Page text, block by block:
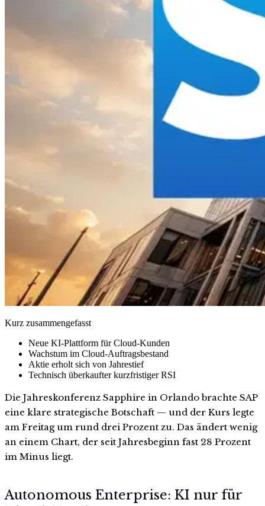
Kurz zusammengefasst
Neue KI-Plattform für Cloud-Kunden
Wachstum im Cloud-Auftragsbestand
Aktie erholt sich von Jahrestief
Technisch überkaufter kurzfristiger RSI
Die Jahreskonferenz Sapphire in Orlando brachte SAP
eine klare strategische Botschaft — und der Kurs legte
am Freitag um rund drei Prozent zu. Das ändert wenig
an einem Chart, der seit Jahresbeginn fast 28 Prozent
im Minus liegt.
Autonomous Enterprise: KI nur für